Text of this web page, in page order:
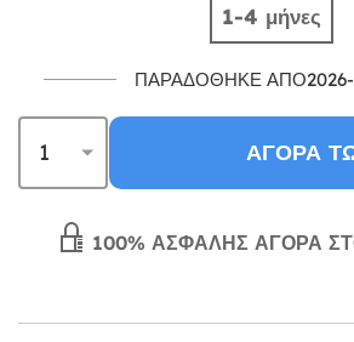
1-4 μήνες
ΠΑΡΑΔΌΘΗΚΕ
ΑΓΟΡΆ
100% ΑΣΦΑΛΉΣ ΑΓΟΡΆ